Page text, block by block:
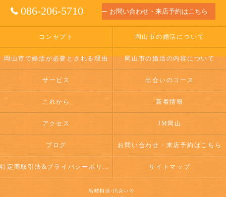
086-206-5710 お問い合わせ・来店予約はこちら
コンセプト 岡山市の婚活について
岡山市で婚活が必要とされる理由 岡山市の婚活の内容について
サービス 出会いのコース
これから 新着情報
アクセス JM岡山
ブログ お問い合わせ・来店予約はこちら
特定商取引法&プライバシーポリシー サイトマップ